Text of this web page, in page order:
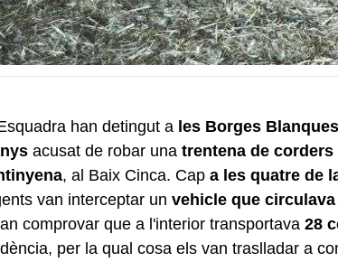
han detingut a les Borges Blanques
acusat de robar una trentena de corders
, al Baix Cinca. Cap a les quatre de
van interceptar un vehicle que
comprovar que a l'interior transportava 28
per la qual cosa els van traslladar a